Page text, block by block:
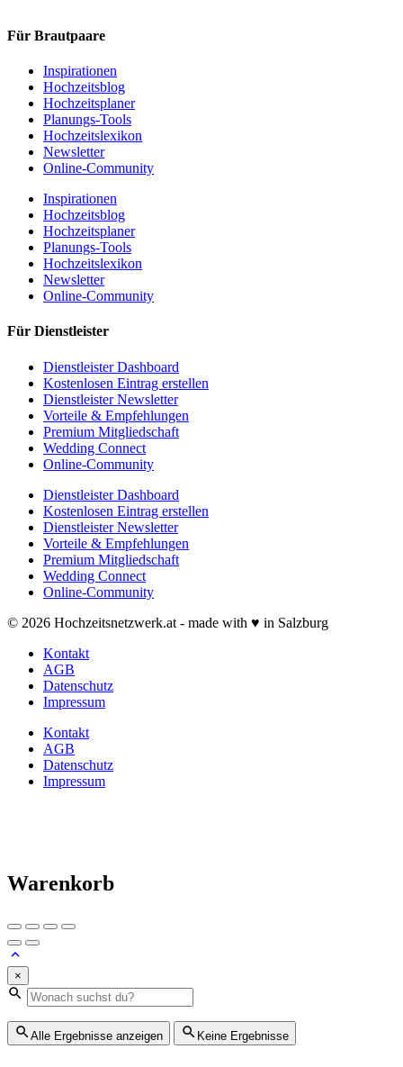
Für Brautpaare
Inspirationen
Hochzeitsblog
Hochzeitsplaner
Planungs-Tools
Hochzeitslexikon
Newsletter
Online-Community
Inspirationen
Hochzeitsblog
Hochzeitsplaner
Planungs-Tools
Hochzeitslexikon
Newsletter
Online-Community
Für Dienstleister
Dienstleister Dashboard
Kostenlosen Eintrag erstellen
Dienstleister Newsletter
Vorteile & Empfehlungen
Premium Mitgliedschaft
Wedding Connect
Online-Community
Dienstleister Dashboard
Kostenlosen Eintrag erstellen
Dienstleister Newsletter
Vorteile & Empfehlungen
Premium Mitgliedschaft
Wedding Connect
Online-Community
© 2026 Hochzeitsnetzwerk.at - made with ♥ in Salzburg
Kontakt
AGB
Datenschutz
Impressum
Kontakt
AGB
Datenschutz
Impressum
Warenkorb
×
Alle Ergebnisse anzeigen Keine Ergebnisse